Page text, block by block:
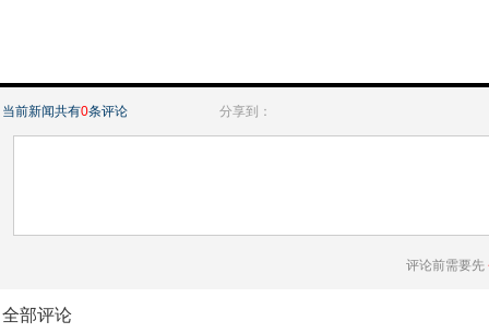
当前新闻共有0条评论 分享到：
评论前需要先
全部评论